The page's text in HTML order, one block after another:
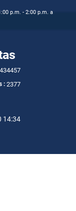
p.m. - 2:00 p.m. a
: 2377
14:34